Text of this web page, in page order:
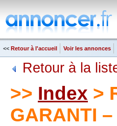
<< Retour à l'accueil Voir les annonces
Retour à la
>> Index >
GARANTI